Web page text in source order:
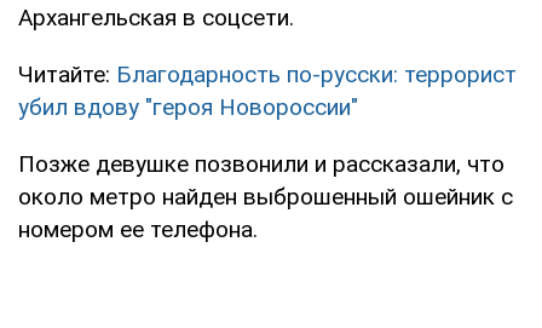
Архангельская в соцсети.
Читайте: Благодарность по-русски: террорист
убил вдову "героя Новороссии"
Позже девушке позвонили и рассказали, что
около метро найден выброшенный ошейник с
номером ее телефона.